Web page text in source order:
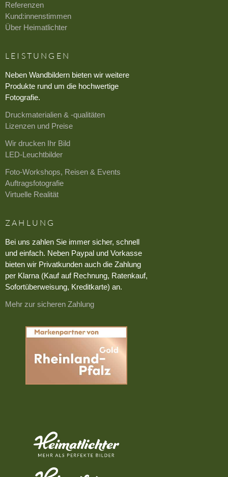
Referenzen
Kund:innenstimmen
Über Heimatlichter
LEISTUNGEN
Neben Wandbildern bieten wir weitere
Produkte rund um die hochwertige
Fotografie.
Druckmaterialien & -qualitäten
Lizenzen und Preise
Wir drucken Ihr Bild
LED-Leuchtbilder
Foto-Workshops, Reisen & Events
Auftragsfotografie
Virtuelle Realität
ZAHLUNG
Bei uns zahlen Sie immer sicher, schnell
und einfach. Neben Paypal und Vorkasse
bieten wir Privatkunden auch die Zahlung
per Klarna (Kauf auf Rechnung, Ratenkauf,
Sofortüberweisung, Kreditkarte) an.
Mehr zur sicheren Zahlung